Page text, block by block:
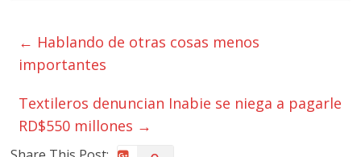
← Hablando de otras cosas menos
importantes
Textileros denuncian Inabie se niega a pagarle
RD$550 millones →